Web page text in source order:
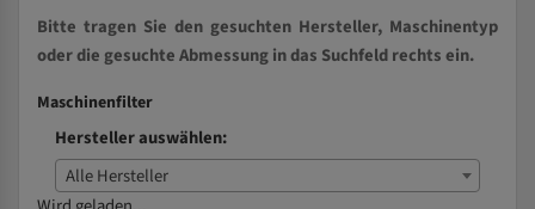
Bitte tragen Sie den gesuchten Hersteller, Maschinentyp
oder die gesuchte Abmessung in das Suchfeld rechts ein.
Maschinenfilter
Hersteller auswählen:
Alle Hersteller